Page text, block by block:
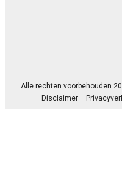
Alle rechten voorbehouden
Disclaimer −